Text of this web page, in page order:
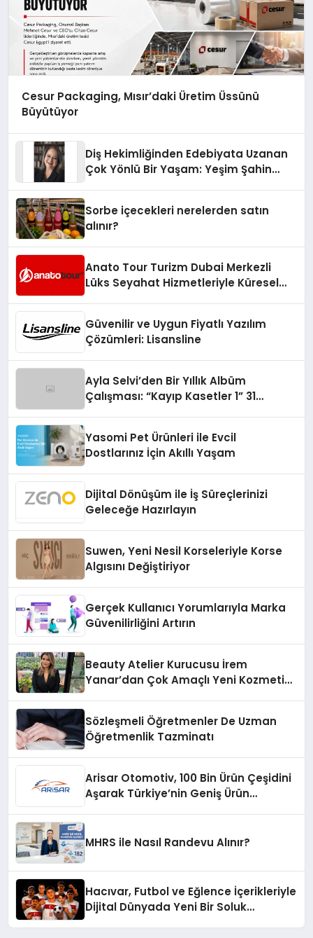
Cesur Packaging, Mısır’daki Üretim Üssünü
Büyütüyor
Diş Hekimliğinden Edebiyata Uzanan
Çok Yönlü Bir Yaşam: Yeşim Şahin
Sorbe içecekleri nerelerden satın
alınır?
Anato Tour Turizm Dubai Merkezli
Lüks Seyahat Hizmetleriyle Küresel
Güvenilir ve Uygun Fiyatlı Yazılım
Çözümleri: Lisansline
Ayla Selvi’den Bir Yıllık Albüm
Çalışması: “Kayıp Kasetler 1” 31
Yasomi Pet Ürünleri ile Evcil
Dostlarınız İçin Akıllı Yaşam
Dijital Dönüşüm ile İş Süreçlerinizi
Geleceğe Hazırlayın
Suwen, Yeni Nesil Korseleriyle Korse
Algısını Değiştiriyor
Gerçek Kullanıcı Yorumlarıyla Marka
Güvenilirliğini Artırın
Beauty Atelier Kurucusu İrem
Yanar’dan Çok Amaçlı Yeni Kozmetik
Sözleşmeli Öğretmenler De Uzman
Öğretmenlik Tazminatı
Arisar Otomotiv, 100 Bin Ürün Çeşidini
Aşarak Türkiye’nin Geniş Ürün
MHRS ile Nasıl Randevu Alınır?
Hacıvar, Futbol ve Eğlence İçerikleriyle
Dijital Dünyada Yeni Bir Soluk